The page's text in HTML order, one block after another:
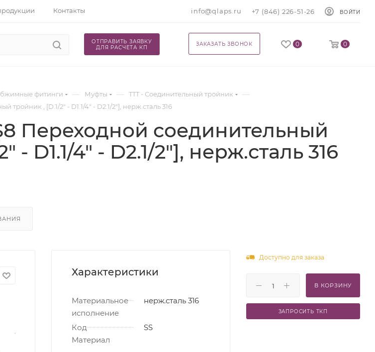
Контакты info@qlaps.ru +7 (846) 226-51-26 ВОЙТИ
0 0
ЗАКАЗАТЬ ЗВОНОК
ОТПРАВИТЬ ЗАЯВКУ
ДЛЯ РАСЧЕТА КП
фитинги — Муфты — TTT - Соединительный тройник —
тройник , [D.1/2" - D1.1/4" - D2.1/2"], нерж.сталь 316
Переходной соединительный
- D1.1/4" - D2.1/2"], нерж.сталь 316
Характеристики
Материальное
исполнение
нерж.сталь 316
Код
Материал
SS
Доступно для заказа
В КОРЗИНУ
ЗАПРОСИТЬ ТКП